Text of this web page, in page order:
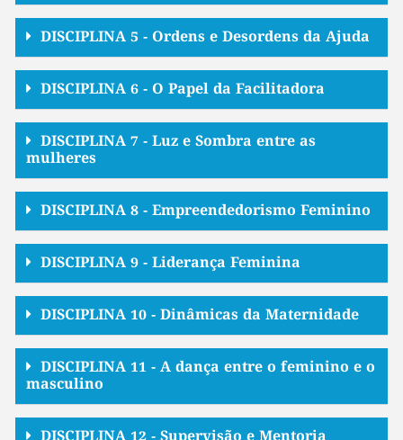
DISCIPLINA 5 - Ordens e Desordens da Ajuda
DISCIPLINA 6 - O Papel da Facilitadora
DISCIPLINA 7 - Luz e Sombra entre as
mulheres
DISCIPLINA 8 - Empreendedorismo Feminino
DISCIPLINA 9 - Liderança Feminina
DISCIPLINA 10 - Dinâmicas da Maternidade
DISCIPLINA 11 - A dança entre o feminino e o
masculino